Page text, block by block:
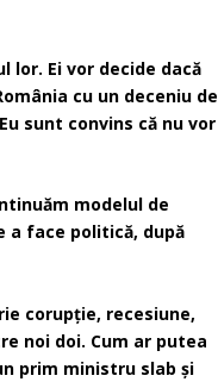
lor. Ei vor decide dacă
cu un deceniu de
sunt convins că nu vor
modelul de
a face politică, după
corupție, recesiune,
noi doi. Cum ar putea
prim ministru slab și